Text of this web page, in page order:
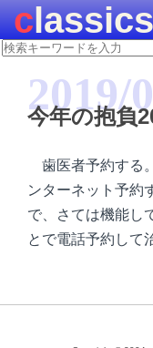
2019/
今年の抱負
歯医者予約する
ンターネット予約
で、さては機能し
とで電話予約して